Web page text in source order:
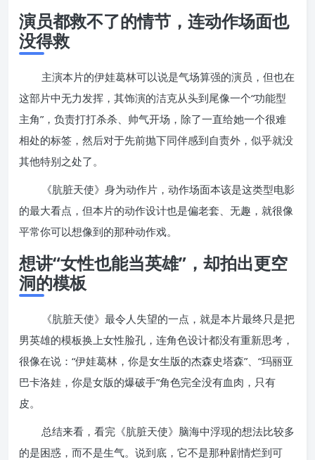
演员都救不了的情节，连动作场面也
没得救
主演本片的伊娃葛林可以说是气场算强的演员，但也在
这部片中无力发挥，其饰演的洁克从头到尾像一个“功能型
主角”，负责打打杀杀、帅气开场，除了一直给她一个很难
相处的标签，然后对于先前抛下同伴感到自责外，似乎就没
其他特别之处了。
《肮脏天使》身为动作片，动作场面本该是这类型电影
的最大看点，但本片的动作设计也是偏老套、无趣，就很像
平常你可以想像到的那种动作戏。
想讲“女性也能当英雄”，却拍出更空
洞的模板
《肮脏天使》最令人失望的一点，就是本片最终只是把
男英雄的模板换上女性脸孔，连角色设计都没有重新思考，
很像在说：“伊娃葛林，你是女生版的杰森史塔森”、“玛丽亚
巴卡洛娃，你是女版的爆破手”角色完全没有血肉，只有
皮。
总结来看，看完《肮脏天使》脑海中浮现的想法比较多
的是困惑，而不是生气。说到底，它不是那种剧情烂到可